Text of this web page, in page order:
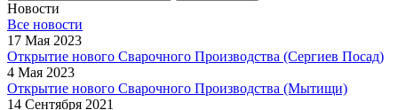
Новости
Все новости
17 Мая 2023
Открытие нового Сварочного Производства (Сергиев Посад)
4 Мая 2023
Открытие нового Сварочного Производства (Мытищи)
14 Сентября 2021